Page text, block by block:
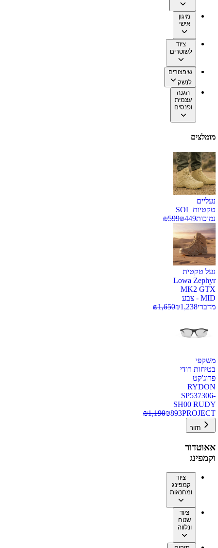
מיגון
אישי
ציוד
לשוטרים
שיפצורים
לנשק
הגנה
עצמית
ופנסים
מומלצים
נעליים
טקטיות SOL
נמוכות
₪449
₪599
נעל טקטית
Lowa Zephyr
MK2 GTX
MID - צבע
מדברי
₪1,238
₪1,650
משקפי
בטיחות רודי
פרוג'קט
RYDON
SP537306-
SH00 RUDY
PROJECT
₪893
₪1,190
חזור
אאוטדור
וקמפינג
ציוד
קמפינג
ומחנאות
ציוד
שטח
ונלווה